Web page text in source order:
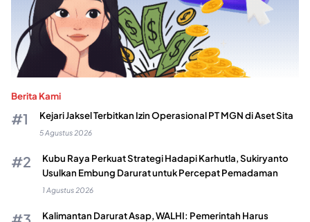
Berita Kami
Kejari Jaksel Terbitkan Izin Operasional PT MGN di Aset Sita
5 Agustus 2026
Kubu Raya Perkuat Strategi Hadapi Karhutla, Sukiryanto
Usulkan Embung Darurat untuk Percepat Pemadaman
1 Agustus 2026
Kalimantan Darurat Asap, WALHI: Pemerintah Harus